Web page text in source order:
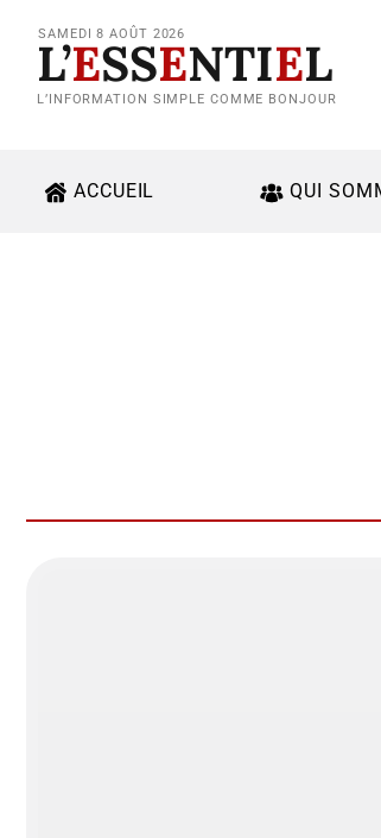
SAMEDI 8 AOÛT 2026
L’ESSENTIEL
L’INFORMATION SIMPLE COMME BONJOUR
ACCUEIL QUI